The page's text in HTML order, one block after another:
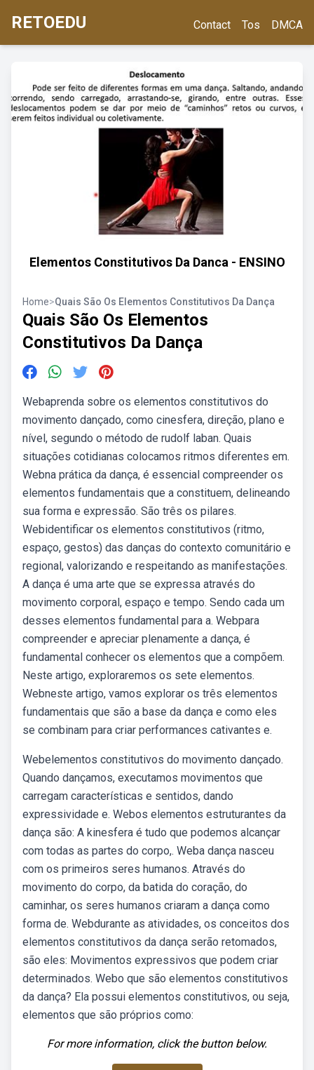
RETOEDU Contact Tos DMCA
Elementos Constitutivos Da Danca - ENSINO
Home>Quais São Os Elementos Constitutivos Da Dança
Quais São Os Elementos
Constitutivos Da Dança
Webaprenda sobre os elementos constitutivos do
movimento dançado, como cinesfera, direção, plano e
nível, segundo o método de rudolf laban. Quais
situações cotidianas colocamos ritmos diferentes em.
Webna prática da dança, é essencial compreender os
elementos fundamentais que a constituem, delineando
sua forma e expressão. São três os pilares.
Webidentificar os elementos constitutivos (ritmo,
espaço, gestos) das danças do contexto comunitário e
regional, valorizando e respeitando as manifestações.
A dança é uma arte que se expressa através do
movimento corporal, espaço e tempo. Sendo cada um
desses elementos fundamental para a. Webpara
compreender e apreciar plenamente a dança, é
fundamental conhecer os elementos que a compõem.
Neste artigo, exploraremos os sete elementos.
Webneste artigo, vamos explorar os três elementos
fundamentais que são a base da dança e como eles
se combinam para criar performances cativantes e.
Webelementos constitutivos do movimento dançado.
Quando dançamos, executamos movimentos que
carregam características e sentidos, dando
expressividade e. Webos elementos estruturantes da
dança são: A kinesfera é tudo que podemos alcançar
com todas as partes do corpo,. Weba dança nasceu
com os primeiros seres humanos. Através do
movimento do corpo, da batida do coração, do
caminhar, os seres humanos criaram a dança como
forma de. Webdurante as atividades, os conceitos dos
elementos constitutivos da dança serão retomados,
são eles: Movimentos expressivos que podem criar
determinados. Webo que são elementos constitutivos
da dança? Ela possui elementos constitutivos, ou seja,
elementos que são próprios como:
For more information, click the button below.